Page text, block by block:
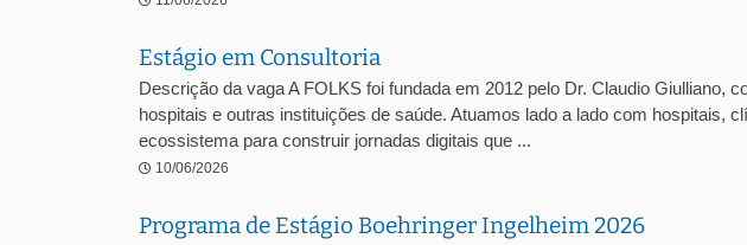
Estágio em Consultoria
Descrição da vaga A FOLKS foi fundada em 2012 pelo Dr. Claudio Giulliano,
hospitais e outras instituições de saúde. Atuamos lado a lado com hospitais,
ecossistema para construir jornadas digitais que ...
10/06/2026
Programa de Estágio Boehringer Ingelheim 2026